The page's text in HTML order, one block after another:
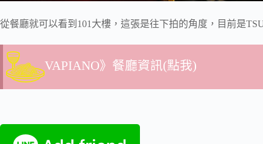
從餐廳就可以看到101大樓，這張是往下拍的角度，目前是
VAPIANO》餐廳資訊(點我)